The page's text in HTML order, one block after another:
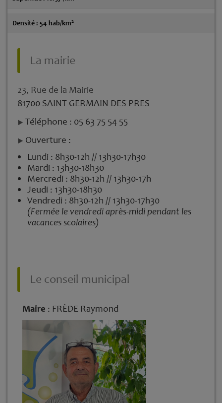
Densité : 54 hab/km2
La mairie
23, Rue de la Mairie
81700 SAINT GERMAIN DES PRES
Téléphone : 05 63 75 54 55
Ouverture :
Lundi : 8h30-12h // 13h30-17h30
Mardi : 13h30-18h30
Mercredi : 8h30-12h // 13h30-17h
Jeudi : 13h30-18h30
Vendredi : 8h30-12h // 13h30-17h30
(Fermée le vendredi après-midi pendant les
vacances scolaires)
Le conseil municipal
Maire : FRÈDE Raymond